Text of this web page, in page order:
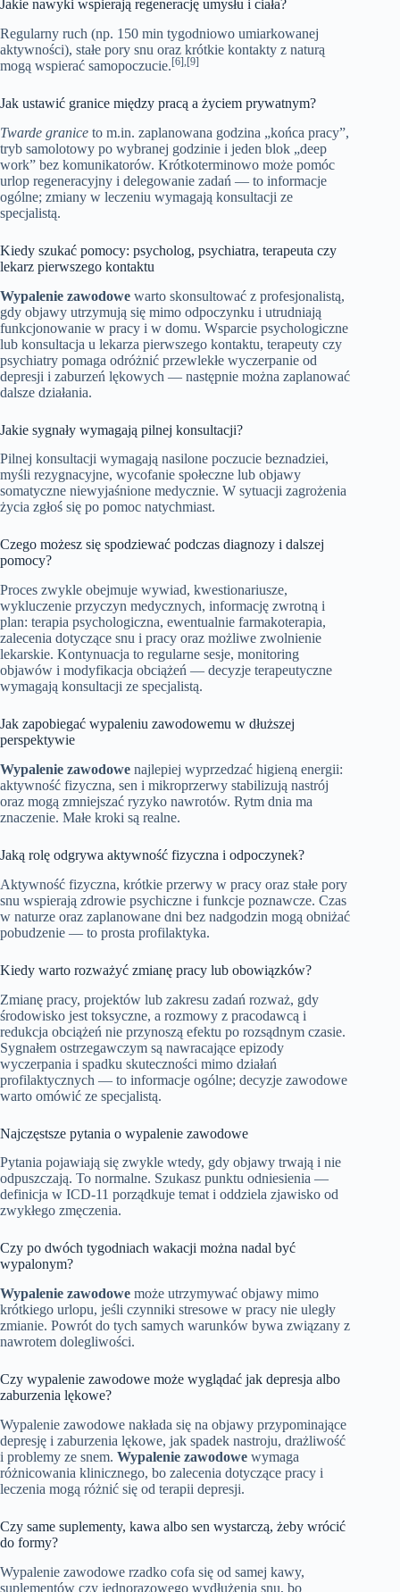
Jakie nawyki wspierają regenerację umysłu i ciała?
Regularny ruch (np. 150 min tygodniowo umiarkowanej
aktywności), stałe pory snu oraz krótkie kontakty z naturą
mogą wspierać samopoczucie.[6],[9]
Jak ustawić granice między pracą a życiem prywatnym?
Twarde granice to m.in. zaplanowana godzina „końca pracy”,
tryb samolotowy po wybranej godzinie i jeden blok „deep
work” bez komunikatorów. Krótkoterminowo może pomóc
urlop regeneracyjny i delegowanie zadań — to informacje
ogólne; zmiany w leczeniu wymagają konsultacji ze
specjalistą.
Kiedy szukać pomocy: psycholog, psychiatra, terapeuta czy
lekarz pierwszego kontaktu
Wypalenie zawodowe warto skonsultować z profesjonalistą,
gdy objawy utrzymują się mimo odpoczynku i utrudniają
funkcjonowanie w pracy i w domu. Wsparcie psychologiczne
lub konsultacja u lekarza pierwszego kontaktu, terapeuty czy
psychiatry pomaga odróżnić przewlekłe wyczerpanie od
depresji i zaburzeń lękowych — następnie można zaplanować
dalsze działania.
Jakie sygnały wymagają pilnej konsultacji?
Pilnej konsultacji wymagają nasilone poczucie beznadziei,
myśli rezygnacyjne, wycofanie społeczne lub objawy
somatyczne niewyjaśnione medycznie. W sytuacji zagrożenia
życia zgłoś się po pomoc natychmiast.
Czego możesz się spodziewać podczas diagnozy i dalszej
pomocy?
Proces zwykle obejmuje wywiad, kwestionariusze,
wykluczenie przyczyn medycznych, informację zwrotną i
plan: terapia psychologiczna, ewentualnie farmakoterapia,
zalecenia dotyczące snu i pracy oraz możliwe zwolnienie
lekarskie. Kontynuacja to regularne sesje, monitoring
objawów i modyfikacja obciążeń — decyzje terapeutyczne
wymagają konsultacji ze specjalistą.
Jak zapobiegać wypaleniu zawodowemu w dłuższej
perspektywie
Wypalenie zawodowe najlepiej wyprzedzać higieną energii:
aktywność fizyczna, sen i mikroprzerwy stabilizują nastrój
oraz mogą zmniejszać ryzyko nawrotów. Rytm dnia ma
znaczenie. Małe kroki są realne.
Jaką rolę odgrywa aktywność fizyczna i odpoczynek?
Aktywność fizyczna, krótkie przerwy w pracy oraz stałe pory
snu wspierają zdrowie psychiczne i funkcje poznawcze. Czas
w naturze oraz zaplanowane dni bez nadgodzin mogą obniżać
pobudzenie — to prosta profilaktyka.
Kiedy warto rozważyć zmianę pracy lub obowiązków?
Zmianę pracy, projektów lub zakresu zadań rozważ, gdy
środowisko jest toksyczne, a rozmowy z pracodawcą i
redukcja obciążeń nie przynoszą efektu po rozsądnym czasie.
Sygnałem ostrzegawczym są nawracające epizody
wyczerpania i spadku skuteczności mimo działań
profilaktycznych — to informacje ogólne; decyzje zawodowe
warto omówić ze specjalistą.
Najczęstsze pytania o wypalenie zawodowe
Pytania pojawiają się zwykle wtedy, gdy objawy trwają i nie
odpuszczają. To normalne. Szukasz punktu odniesienia —
definicja w ICD‑11 porządkuje temat i oddziela zjawisko od
zwykłego zmęczenia.
Czy po dwóch tygodniach wakacji można nadal być
wypalonym?
Wypalenie zawodowe może utrzymywać objawy mimo
krótkiego urlopu, jeśli czynniki stresowe w pracy nie uległy
zmianie. Powrót do tych samych warunków bywa związany z
nawrotem dolegliwości.
Czy wypalenie zawodowe może wyglądać jak depresja albo
zaburzenia lękowe?
Wypalenie zawodowe nakłada się na objawy przypominające
depresję i zaburzenia lękowe, jak spadek nastroju, drażliwość
i problemy ze snem. Wypalenie zawodowe wymaga
różnicowania klinicznego, bo zalecenia dotyczące pracy i
leczenia mogą różnić się od terapii depresji.
Czy same suplementy, kawa albo sen wystarczą, żeby wrócić
do formy?
Wypalenie zawodowe rzadko cofa się od samej kawy,
suplementów czy jednorazowego wydłużenia snu, bo